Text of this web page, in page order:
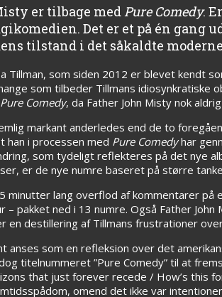
er tilbage medPure Comedy.
Det er et på én gang
tilstand i det såkaldte
Tillman, som siden 2012 er blevet kendt
som tilbeder Tillmans
Pure Comedy, da Father John Misty nok
markant anderledes end de to
han i processen med Pure Comedyhar
som tydeligt reflekteres på det nye
er de nye numre baseret på større
minutter lang overflod af kommentarer
– pakket ned i 13 numre. Også Father
en destillering af Tillmans frustrationer
anses som en refleksion over det
titelnummeret ”Pure Comedy” til at
that just forever recede / How’s this
omend det ikke var